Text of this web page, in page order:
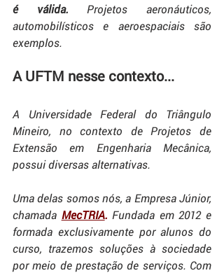
é válida. Projetos aeronáuticos,
automobilísticos e aeroespaciais são
exemplos.
A UFTM nesse contexto...
A Universidade Federal do Triângulo
Mineiro, no contexto de Projetos de
Extensão em Engenharia Mecânica,
possui diversas alternativas.
Uma delas somos nós, a Empresa Júnior,
chamada MecTRIA. Fundada em 2012 e
formada exclusivamente por alunos do
curso, trazemos soluções à sociedade
por meio de prestação de serviços. Com